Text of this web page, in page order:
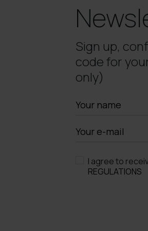
Sign up,
code for
only)
I agree to
REGULATIONS